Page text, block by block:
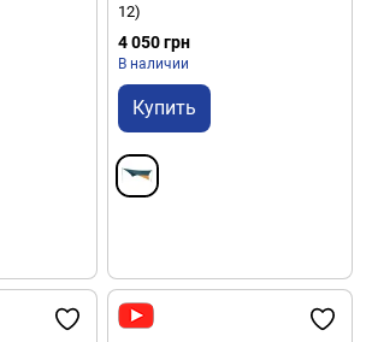
12)
4 050 грн
В наличии
Купить